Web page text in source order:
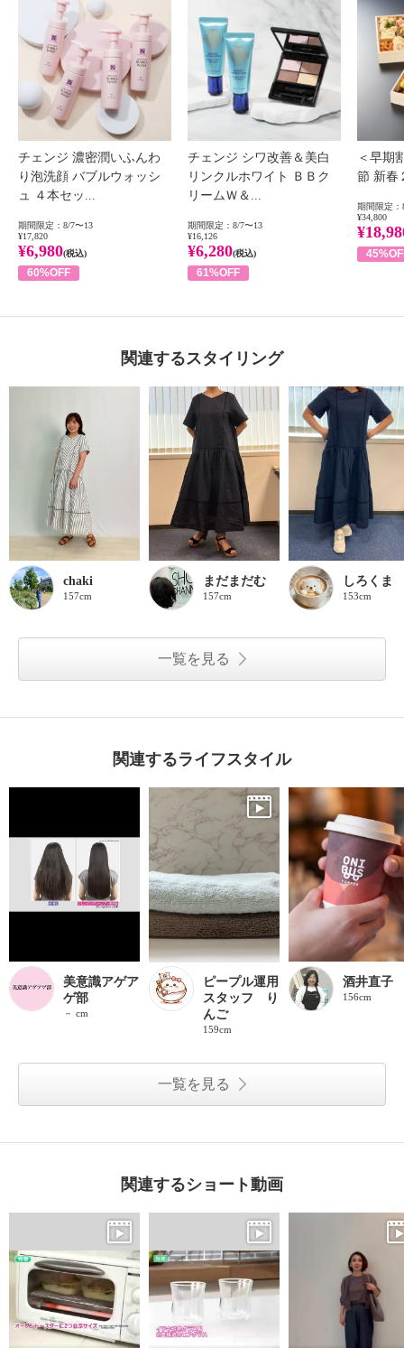
チェンジ 濃密潤いふんわ
り泡洗顔 バブルウォッシ
ュ ４本セッ...
期間限定：8/7〜13
¥17,820
¥6,980(税込)
60%OFF
チェンジ シワ改善＆美白
リンクルホワイト ＢＢク
リームＷ＆...
期間限定：8/7〜13
¥16,126
¥6,280(税込)
61%OFF
＜早期
節 新春
期間限定：
¥34,800
関連するスタイリング
chaki
157cm
まだまだむ
157cm
しろくま
153cm
一覧を見る
関連するライフスタイル
美意識アゲア
ゲ部
－ cm
ピープル運用
スタッフ り
んご
159cm
酒井直子
156cm
一覧を見る
関連するショート動画